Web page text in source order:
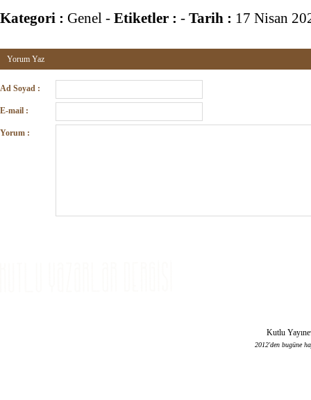
Kategori : Genel - Etiketler : - Tarih : 17 Nisan
Yorum Yaz
Ad Soyad :
E-mail :
Yorum :
Kutlu
2012'den bugüne